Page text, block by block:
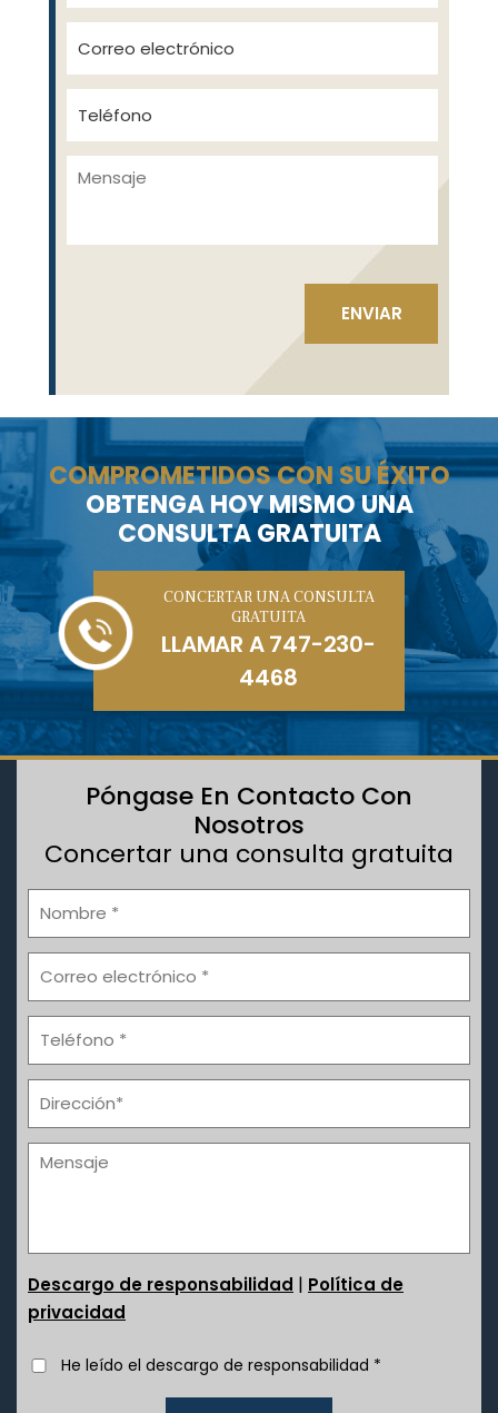
COMPROMETIDOS CON SU ÉXITO
OBTENGA HOY MISMO UNA
CONSULTA GRATUITA
CONCERTAR UNA CONSULTA
GRATUITA
LLAMAR A747-230-
4468
Póngase En Contacto Con
Nosotros
Concertar una consulta gratuita
Descargo de responsabilidad | Política de
privacidad
He leído el descargo de responsabilidad *